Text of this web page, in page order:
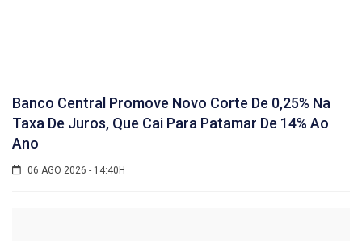
Banco Central Promove Novo Corte De 0,25% Na
Taxa De Juros, Que Cai Para Patamar De 14% Ao
Ano
06 AGO 2026 - 14:40H